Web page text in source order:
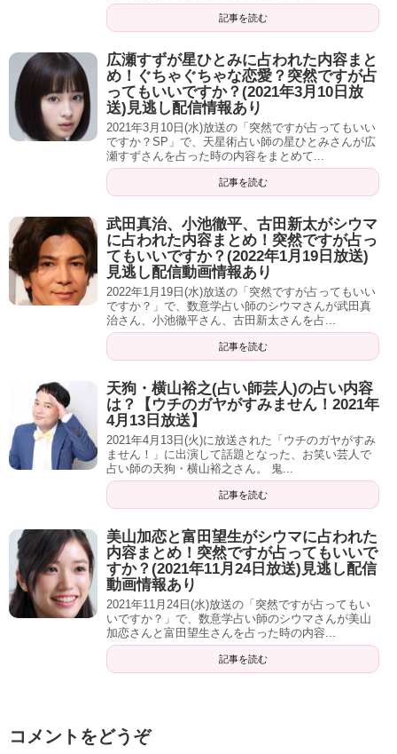
から突っ走って着地ここだったら、やっぱりどこかで間違
ってません？」
ミッツ「いや『可愛いくなる』『カッコ良くなる』だった
らあなたデビューの頃から比べたら一番変化率高いわよ。
グループの中では」
峯岸「本当ですか？じゃあ大丈夫ですか？」
ミッツ「シウマさんも見てきたでしょ？ずっと。AKB」
AKBそんなに興味・・・。
ミッツ「AKB興味・・・」
峯岸「知らなそうですもん」
野球部で野球のことばっかりずっと見てたんで。
ミッツ「あっ！そうなんだ！野球部ポイント高いわ」
あははは！
峯岸「今いい！私の話して！！今野球部の話いらないで
『一番の変わり目』ではないですけど、苦しかったのは
20(歳)21(歳)の時なんですよ。体調不良と運気が下がる、落
ちるっていう時なんで。
峯岸「2013年から確かにそこの3年ぐらいはもう最悪でし
た。19(歳)くらいでちょっとまぁみなさんご存知の『大きい
事』がありまして、そこから結構生活とかがスゴい荒れ
ミッツ「あ、そうだね」
記事を読む
広瀬すずが星ひとみに占われた内容まと
め！ぐちゃぐちゃな恋愛？突然ですが占
ってもいいですか？(2021年3月10日放
送)見逃し配信情報あり
2021年3月10日(水)放送の「突然ですが占ってもいい
ですか？SP」で、天星術占い師の星ひとみさんが広
瀬すずさんを占った時の内容をまとめて...
記事を読む
武田真治、小池徹平、古田新太がシウマ
に占われた内容まとめ！突然ですが占っ
てもいいですか？(2022年1月19日放送)
見逃し配信動画情報あり
2022年1月19日(水)放送の「突然ですが占ってもいい
ですか？」で、数意学占い師のシウマさんが武田真
治さん、小池徹平さん、古田新太さんを占...
記事を読む
天狗・横山裕之(占い師芸人)の占い内容
は？【ウチのガヤがすみません！2021年
4月13日放送】
2021年4月13日(火)に放送された「ウチのガヤがすみ
ません！」に出演して話題となった、お笑い芸人で
占い師の天狗・横山裕之さん。 鬼...
記事を読む
美山加恋と富田望生がシウマに占われた
内容まとめ！突然ですが占ってもいいで
すか？(2021年11月24日放送)見逃し配信
動画情報あり
2021年11月24日(水)放送の「突然ですが占ってもい
いですか？」で、数意学占い師のシウマさんが美山
加恋さんと富田望生さんを占った時の内容...
記事を読む
コメントをどうぞ